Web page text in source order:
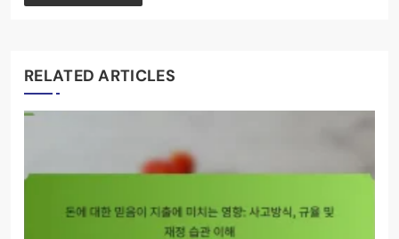
RELATED ARTICLES